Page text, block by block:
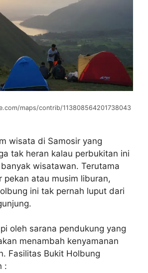
maps/contrib/113808564201738043
wisata di Samosir yang
tak heran kalau perbukitan ini
wisatawan. Terutama
pekan atau musim liburan,
ini tak pernah luput dari
oleh sarana pendukung yang
menambah kenyamanan
Fasilitas Bukit Holbung
: